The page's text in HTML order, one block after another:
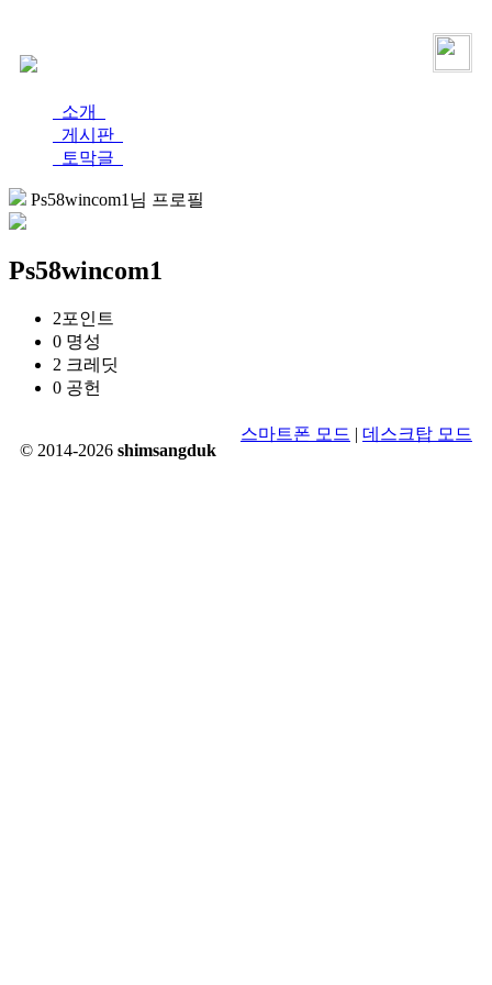
소개
게시판
토막글
Ps58wincom1님 프로필
Ps58wincom1
2포인트
0 명성
2 크레딧
0 공헌
© 2014-2026 shimsangduk
스마트폰 모드 | 데스크탑 모드